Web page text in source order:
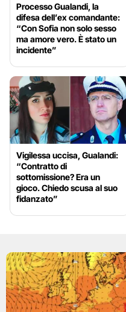
Processo Gualandi, la
difesa dell’ex comandante:
“Con Sofia non solo sesso
ma amore vero. È stato un
incidente”
Vigilessa uccisa, Gualandi:
“Contratto di
sottomissione? Era un
gioco. Chiedo scusa al suo
fidanzato”